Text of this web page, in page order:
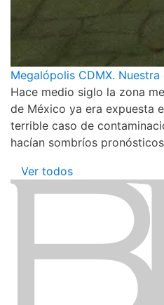
Megalópolis CDMX.
Hace medio siglo la zona
de México ya era expuesta
terrible caso de
hacían sombríos
Ver todos